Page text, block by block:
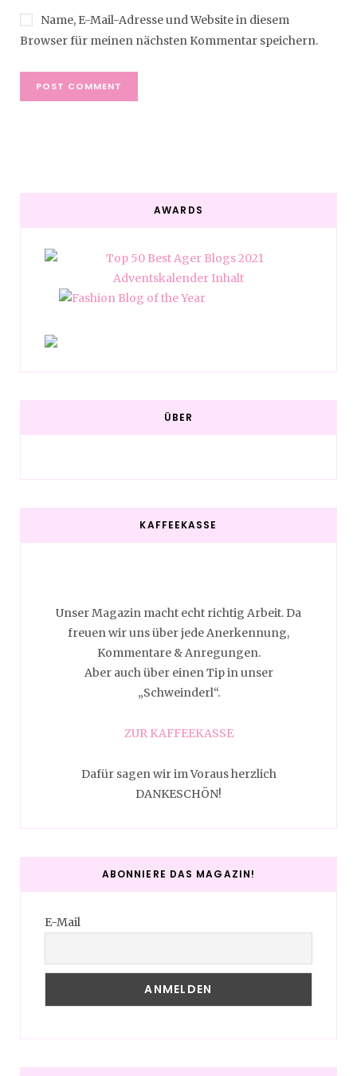
Name, E-Mail-Adresse und Website in diesem
Browser für meinen nächsten Kommentar speichern.
AWARDS
ÜBER
KAFFEEKASSE
Unser Magazin macht echt richtig Arbeit. Da
freuen wir uns über jede Anerkennung,
Kommentare & Anregungen.
Aber auch über einen Tip in unser
„Schweinderl“.
ZUR KAFFEEKASSE
Dafür sagen wir im Voraus herzlich
DANKESCHÖN!
ABONNIERE DAS MAGAZIN!
E-Mail